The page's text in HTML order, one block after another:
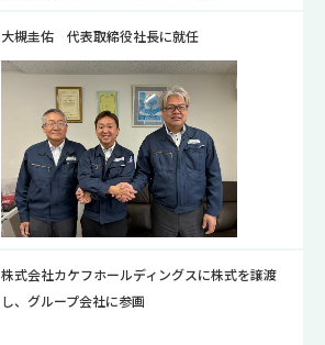
大槻圭佑 代表取締役社長に就任
株式会社カケフホールディングスに株式を譲渡
し、グループ会社に参画